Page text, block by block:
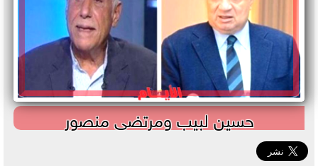
حسين لبيب ومرتضى منصور